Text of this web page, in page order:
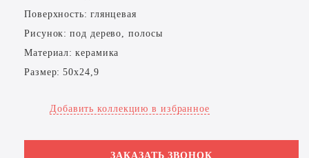
Поверхность: глянцевая
Рисунок: под дерево, полосы
Материал: керамика
Размер: 50x24,9
Добавить коллекцию в избранное
ЗАКАЗАТЬ ЗВОНОК